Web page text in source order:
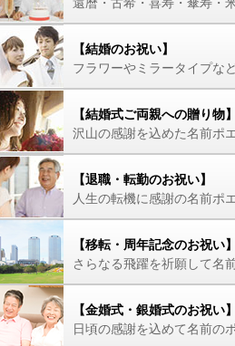
【結婚のお祝い】
フラワーやミラータイプな
【結婚式ご両親への贈り物】
沢山の感謝を込めた名前ポ
【退職・転勤のお祝い】
人生の転機に感謝の名前ポ
【移転・周年記念のお祝い】
さらなる飛躍を祈願して名
【金婚式・銀婚式のお祝い】
日頃の感謝を込めて名前の